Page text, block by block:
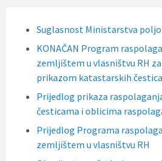
Suglasnost Ministarstva
KONAČAN Program
zemljištem u vlasništvu RH
prikazom katastarskih čestica
Prijedlog prikaza
česticama i oblicima
Prijedlog Programa
zemljištem u vlasništvu RH